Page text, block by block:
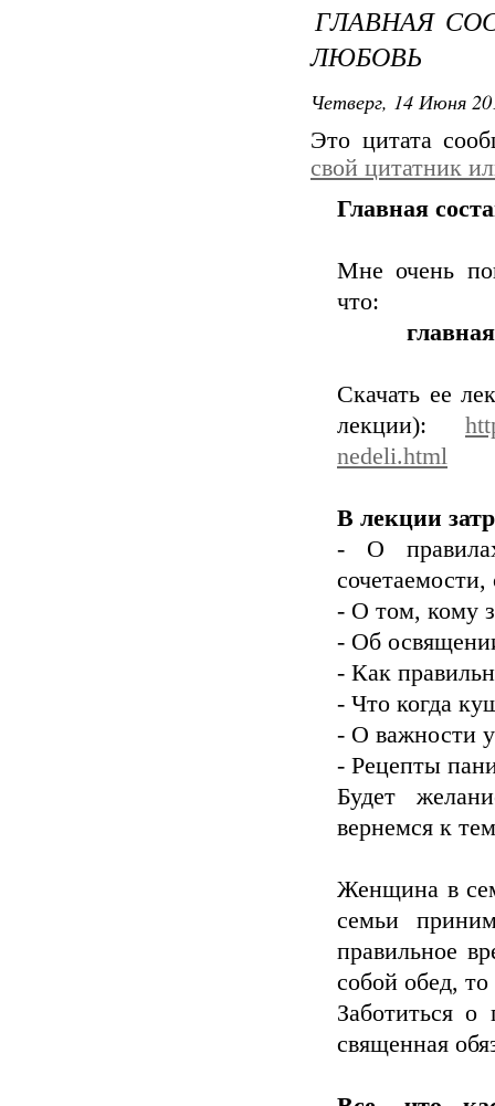
ГЛАВНАЯ
ЛЮБОВЬ
Четверг, 14 Июня
Это цитата
свой цитатник
Главная
Мне очень
что:
Скачать ее
лекции):
nedeli.html
В лекции
- О
сочетаемости,
- О том, кому
- Об
- Как
- Что когда
- О важности
- Рецепты
Будет
вернемся к
Женщина в
семьи
правильное
собой обед, то
Заботиться
священная